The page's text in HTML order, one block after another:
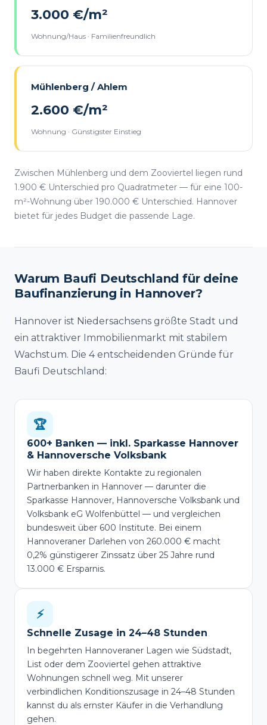
3.000 €/m²
Wohnung/Haus · Familienfreundlich
Mühlenberg / Ahlem
2.600 €/m²
Wohnung · Günstigster Einstieg
Zwischen Mühlenberg und dem Zooviertel liegen rund
1.900 € Unterschied pro Quadratmeter — für eine 100-
m²-Wohnung über 190.000 € Unterschied. Hannover
bietet für jedes Budget die passende Lage.
Warum Baufi Deutschland für deine
Baufinanzierung in Hannover?
Hannover ist Niedersachsens größte Stadt und
ein attraktiver Immobilienmarkt mit stabilem
Wachstum. Die 4 entscheidenden Gründe für
Baufi Deutschland:
🏆
600+ Banken — inkl. Sparkasse Hannover
& Hannoversche Volksbank
Wir haben direkte Kontakte zu regionalen
Partnerbanken in Hannover — darunter die
Sparkasse Hannover, Hannoversche Volksbank und
Volksbank eG Wolfenbüttel — und vergleichen
bundesweit über 600 Institute. Bei einem
Hannoveraner Darlehen von 260.000 € macht
0,2% günstigerer Zinssatz über 25 Jahre rund
13.000 € Ersparnis.
⚡
Schnelle Zusage in 24–48 Stunden
In begehrten Hannoveraner Lagen wie Südstadt,
List oder dem Zooviertel gehen attraktive
Wohnungen schnell weg. Mit unserer
verbindlichen Konditionszusage in 24–48 Stunden
kannst du als ernster Käufer in die Verhandlung
gehen.